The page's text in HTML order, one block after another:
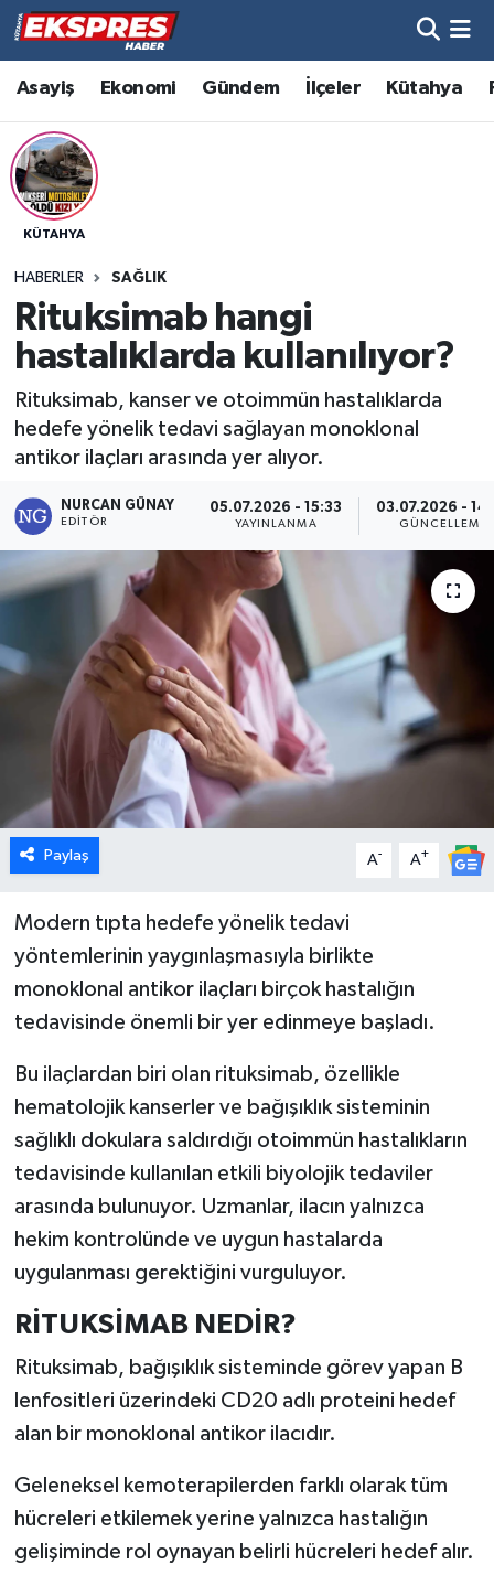
Asayiş Ekonomi Gündem İlçeler Kütahya
KÜTAHYA
HABERLER SAĞLIK
Rituksimab hangi
hastalıklarda kullanılıyor?
Rituksimab, kanser ve otoimmün hastalıklarda
hedefe yönelik tedavi sağlayan monoklonal
antikor ilaçları arasında yer alıyor.
NURCAN GÜNAY
EDITÖR
05.07.2026 - 15:33
YAYINLANMA
03.07.2026 -
GÜNCELLEME
Paylaş A- A+
Modern tıpta hedefe yönelik tedavi
yöntemlerinin yaygınlaşmasıyla birlikte
monoklonal antikor ilaçları birçok hastalığın
tedavisinde önemli bir yer edinmeye başladı.
Bu ilaçlardan biri olan rituksimab, özellikle
hematolojik kanserler ve bağışıklık sisteminin
sağlıklı dokulara saldırdığı otoimmün hastalıkların
tedavisinde kullanılan etkili biyolojik tedaviler
arasında bulunuyor. Uzmanlar, ilacın yalnızca
hekim kontrolünde ve uygun hastalarda
uygulanması gerektiğini vurguluyor.
RİTUKSİMAB NEDİR?
Rituksimab, bağışıklık sisteminde görev yapan B
lenfositleri üzerindeki CD20 adlı proteini hedef
alan bir monoklonal antikor ilacıdır.
Geleneksel kemoterapilerden farklı olarak tüm
hücreleri etkilemek yerine yalnızca hastalığın
gelişiminde rol oynayan belirli hücreleri hedef alır.
Altıntaş
Asayiş
Aslanapa
Bölge
Çavdarhisar
Domaniç
Eğitim
Ekonomi
Emet
Foto Galeri
Gediz
Genel
Gündem
Hisarcık
Köşe Yazıları
Kültür Sanat
Kütahya
Magazin
Otomobil
Pazarlar
Politika
Resmi İlan
Rüya Tabirleri
Hava Durumu
Trafik Durumu
Süper Lig Puan Durumu ve Fikstür
Son Dakika Haberleri
Haber Arşivi